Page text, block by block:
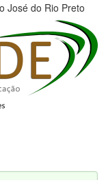
José do Rio Preto